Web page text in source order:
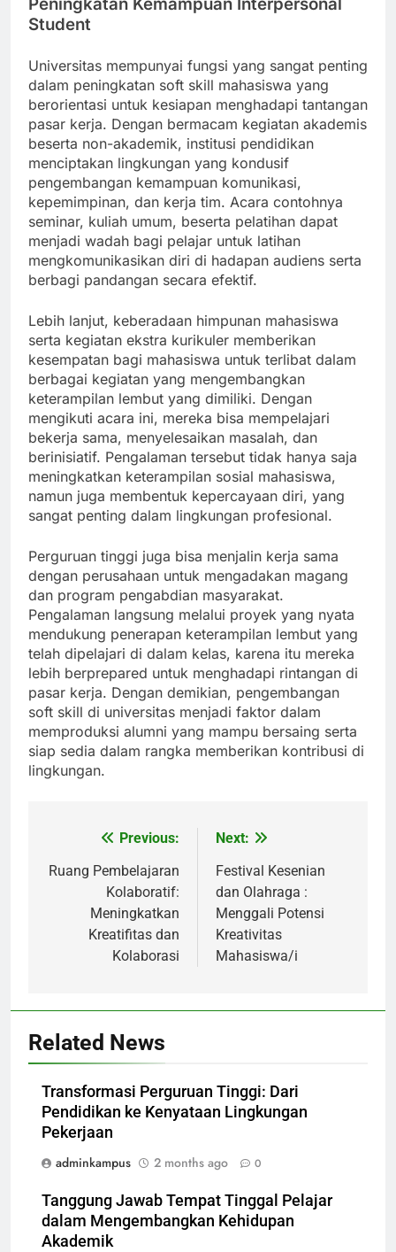
Peningkatan Kemampuan Interpersonal
Student
Universitas mempunyai fungsi yang sangat penting
dalam peningkatan soft skill mahasiswa yang
berorientasi untuk kesiapan menghadapi tantangan
pasar kerja. Dengan bermacam kegiatan akademis
beserta non-akademik, institusi pendidikan
menciptakan lingkungan yang kondusif
pengembangan kemampuan komunikasi,
kepemimpinan, dan kerja tim. Acara contohnya
seminar, kuliah umum, beserta pelatihan dapat
menjadi wadah bagi pelajar untuk latihan
mengkomunikasikan diri di hadapan audiens serta
berbagi pandangan secara efektif.
Lebih lanjut, keberadaan himpunan mahasiswa
serta kegiatan ekstra kurikuler memberikan
kesempatan bagi mahasiswa untuk terlibat dalam
berbagai kegiatan yang mengembangkan
keterampilan lembut yang dimiliki. Dengan
mengikuti acara ini, mereka bisa mempelajari
bekerja sama, menyelesaikan masalah, dan
berinisiatif. Pengalaman tersebut tidak hanya saja
meningkatkan keterampilan sosial mahasiswa,
namun juga membentuk kepercayaan diri, yang
sangat penting dalam lingkungan profesional.
Perguruan tinggi juga bisa menjalin kerja sama
dengan perusahaan untuk mengadakan magang
dan program pengabdian masyarakat.
Pengalaman langsung melalui proyek yang nyata
mendukung penerapan keterampilan lembut yang
telah dipelajari di dalam kelas, karena itu mereka
lebih berprepared untuk menghadapi rintangan di
pasar kerja. Dengan demikian, pengembangan
soft skill di universitas menjadi faktor dalam
memproduksi alumni yang mampu bersaing serta
siap sedia dalam rangka memberikan kontribusi di
lingkungan.
navigation
Previous:
Ruang Pembelajaran
Kolaboratif:
Meningkatkan
Kreatifitas dan
Kolaborasi
Next:
Festival Kesenian
dan Olahraga :
Menggali Potensi
Kreativitas
Mahasiswa/i
Related News
Transformasi Perguruan Tinggi: Dari
Pendidikan ke Kenyataan Lingkungan
Pekerjaan
adminkampus
2 months ago 0
Tanggung Jawab Tempat Tinggal Pelajar
dalam Mengembangkan Kehidupan
Akademik